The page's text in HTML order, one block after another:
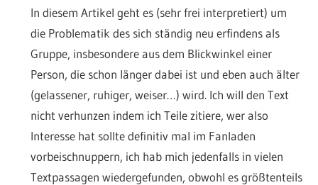
In diesem Artikel geht es (sehr frei interpretiert) um
die Problematik des sich ständig neu erfindens als
Gruppe, insbesondere aus dem Blickwinkel einer
Person, die schon länger dabei ist und eben auch älter
(gelassener, ruhiger, weiser…) wird. Ich will den Text
nicht verhunzen indem ich Teile zitiere, wer also
Interesse hat sollte definitiv mal im Fanladen
vorbeischnuppern, ich hab mich jedenfalls in vielen
Textpassagen wiedergefunden, obwohl es größtenteils